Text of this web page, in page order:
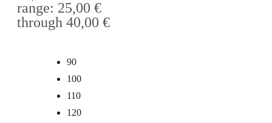
range: 25,00 €
through 40,00 €
90
100
110
120